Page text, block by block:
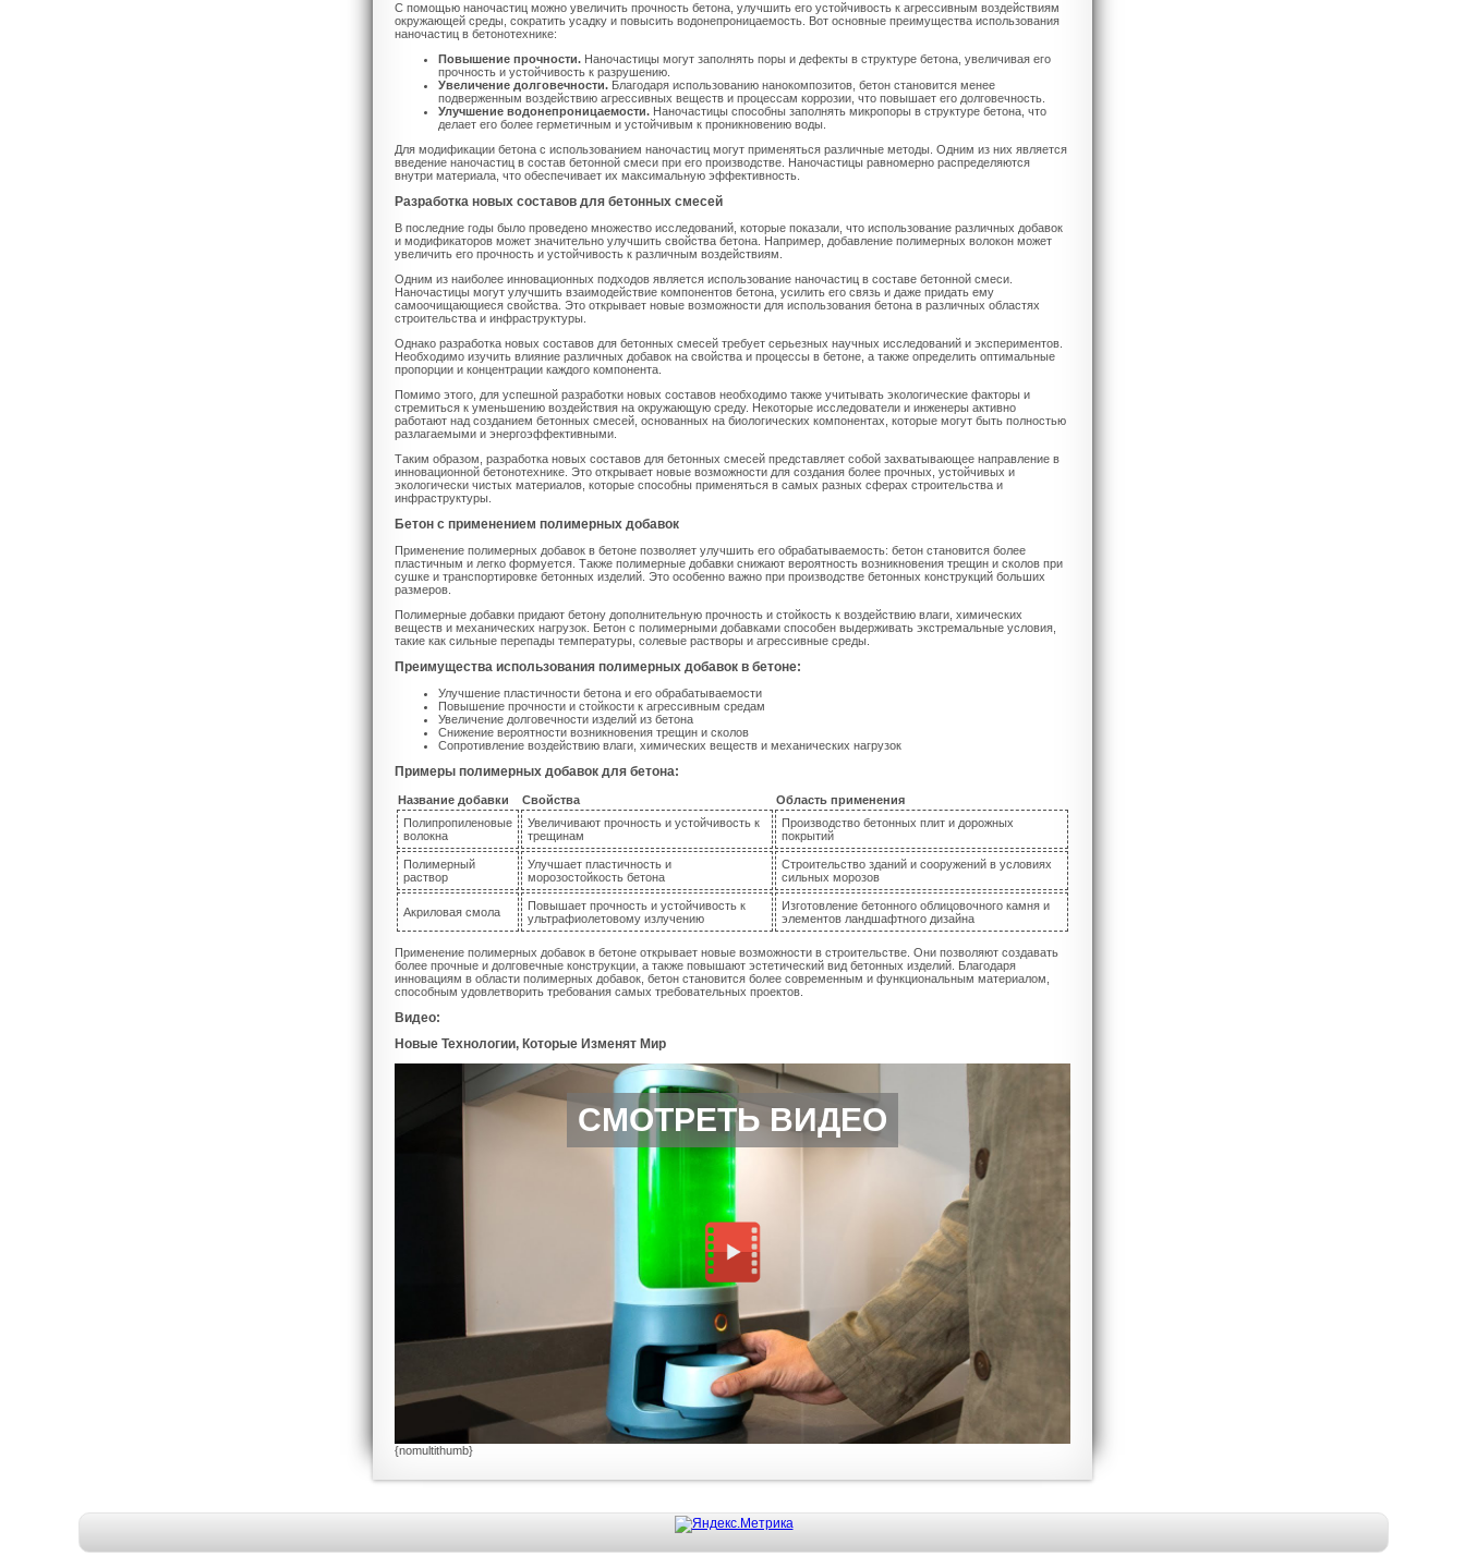
С помощью наночастиц можно увеличить прочность бетона, улучшить его устойчивость к агрессивным воздействиям
окружающей среды, сократить усадку и повысить водонепроницаемость. Вот основные преимущества использования
наночастиц в бетонотехнике:
Повышение прочности. Наночастицы могут заполнять поры и дефекты в структуре бетона, увеличивая его
прочность и устойчивость к разрушению.
Увеличение долговечности. Благодаря использованию нанокомпозитов, бетон становится менее
подверженным воздействию агрессивных веществ и процессам коррозии, что повышает его долговечность.
Улучшение водонепроницаемости. Наночастицы способны заполнять микропоры в структуре бетона, что
делает его более герметичным и устойчивым к проникновению воды.
Для модификации бетона с использованием наночастиц могут применяться различные методы. Одним из них является
введение наночастиц в состав бетонной смеси при его производстве. Наночастицы равномерно распределяются
внутри материала, что обеспечивает их максимальную эффективность.
Разработка новых составов для бетонных смесей
В последние годы было проведено множество исследований, которые показали, что использование различных добавок
и модификаторов может значительно улучшить свойства бетона. Например, добавление полимерных волокон может
увеличить его прочность и устойчивость к различным воздействиям.
Одним из наиболее инновационных подходов является использование наночастиц в составе бетонной смеси.
Наночастицы могут улучшить взаимодействие компонентов бетона, усилить его связь и даже придать ему
самоочищающиеся свойства. Это открывает новые возможности для использования бетона в различных областях
строительства и инфраструктуры.
Однако разработка новых составов для бетонных смесей требует серьезных научных исследований и экспериментов.
Необходимо изучить влияние различных добавок на свойства и процессы в бетоне, а также определить оптимальные
пропорции и концентрации каждого компонента.
Помимо этого, для успешной разработки новых составов необходимо также учитывать экологические факторы и
стремиться к уменьшению воздействия на окружающую среду. Некоторые исследователи и инженеры активно
работают над созданием бетонных смесей, основанных на биологических компонентах, которые могут быть полностью
разлагаемыми и энергоэффективными.
Таким образом, разработка новых составов для бетонных смесей представляет собой захватывающее направление в
инновационной бетонотехнике. Это открывает новые возможности для создания более прочных, устойчивых и
экологически чистых материалов, которые способны применяться в самых разных сферах строительства и
инфраструктуры.
Бетон с применением полимерных добавок
Применение полимерных добавок в бетоне позволяет улучшить его обрабатываемость: бетон становится более
пластичным и легко формуется. Также полимерные добавки снижают вероятность возникновения трещин и сколов при
сушке и транспортировке бетонных изделий. Это особенно важно при производстве бетонных конструкций больших
размеров.
Полимерные добавки придают бетону дополнительную прочность и стойкость к воздействию влаги, химических
веществ и механических нагрузок. Бетон с полимерными добавками способен выдерживать экстремальные условия,
такие как сильные перепады температуры, солевые растворы и агрессивные среды.
Преимущества использования полимерных добавок в бетоне:
Улучшение пластичности бетона и его обрабатываемости
Повышение прочности и стойкости к агрессивным средам
Увеличение долговечности изделий из бетона
Снижение вероятности возникновения трещин и сколов
Сопротивление воздействию влаги, химических веществ и механических нагрузок
Примеры полимерных добавок для бетона:
Название добавки Свойства
Область применения
Полипропиленовые
волокна
Увеличивают прочность и устойчивость к
трещинам
Производство бетонных плит и дорожных
покрытий
Полимерный
раствор
Улучшает пластичность и
морозостойкость бетона
Строительство зданий и сооружений в условиях
сильных морозов
Акриловая смола
Повышает прочность и устойчивость к
ультрафиолетовому излучению
Изготовление бетонного облицовочного камня и
элементов ландшафтного дизайна
Применение полимерных добавок в бетоне открывает новые возможности в строительстве. Они позволяют создавать
более прочные и долговечные конструкции, а также повышают эстетический вид бетонных изделий. Благодаря
инновациям в области полимерных добавок, бетон становится более современным и функциональным материалом,
способным удовлетворить требования самых требовательных проектов.
Видео:
Новые Технологии, Которые Изменят Мир
СМОТРЕТЬ ВИДЕО
{nomultithumb}